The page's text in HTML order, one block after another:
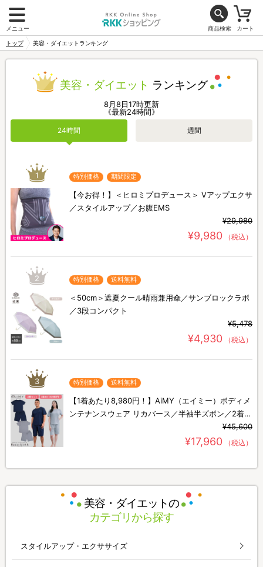
メニュー 商品検索 カート
トップ 美容・ダイエットランキング
美容・ダイエット ランキング
8月8日17時更新
《最新24時間》
24時間 週間
1 特別価格 期間限定
【今お得！】＜ヒロミプロデュース＞ Vアップエクサ
／スタイルアップ／お腹EMS
¥29,980
¥9,980 （税込）
2 特別価格 送料無料
＜50cm＞遮夏クール晴雨兼用傘／サンブロックラボ
／3段コンパクト
¥5,478
¥4,930 （税込）
3 特別価格 送料無料
【1着あたり8,980円！】AiMY（エイミー）ボディメ
ンテナンスウェア リカバース／半袖半ズボン／2着セ
¥45,600
¥17,960 （税込）
美容・ダイエットの
カテゴリから探す
スタイルアップ・エクササイズ